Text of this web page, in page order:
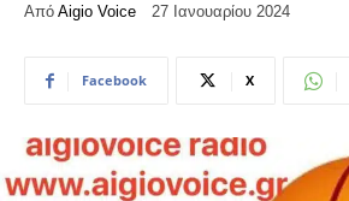
Από Aigio Voice 27 Ιανουαρίου 2024
Facebook X